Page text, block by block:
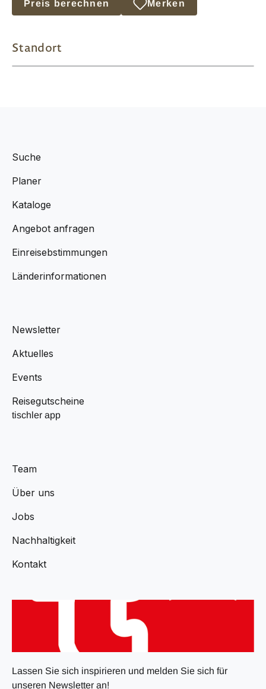
Preis berechnen Merken
Standort
Suche
Planer
Kataloge
Angebot anfragen
Einreisebstimmungen
Länderinformationen
Newsletter
Aktuelles
Events
Reisegutscheine
tischler app
Team
Über uns
Jobs
Nachhaltigkeit
Kontakt
Lassen Sie sich inspirieren und melden Sie sich für
unseren Newsletter an!